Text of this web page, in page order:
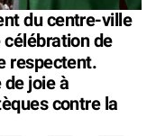
du centre-ville
de
respectent.
joie à
contre la